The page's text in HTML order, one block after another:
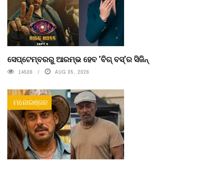
ସେପ୍ଟେମ୍ବରରୁ ଆରମ୍ଭ ହେବ 'ବିଗ୍ ବସ୍'ର ସିଜିନ୍
14506 AUG 05, 2026
ମନୋରଞ୍ଜନ